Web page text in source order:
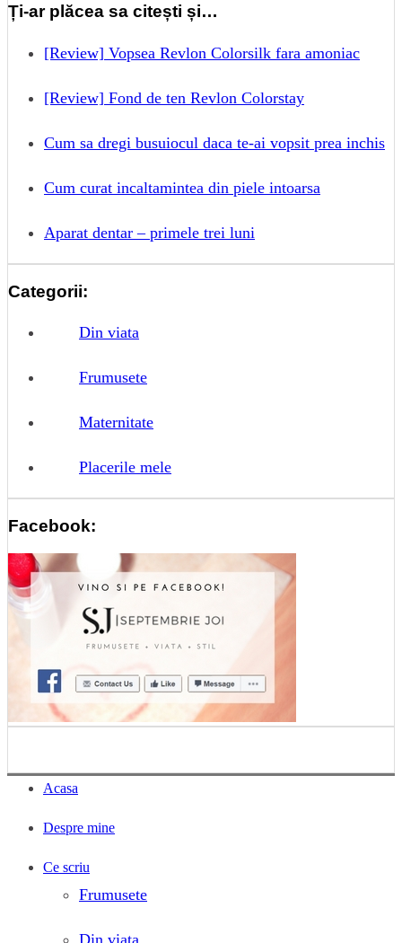
Ți-ar plăcea sa citești și…
[Review] Vopsea Revlon Colorsilk fara amoniac
[Review] Fond de ten Revlon Colorstay
Cum sa dregi busuiocul daca te-ai vopsit prea inchis
Cum curat incaltamintea din piele intoarsa
Aparat dentar – primele trei luni
Categorii:
Din viata
Frumusete
Maternitate
Placerile mele
Facebook:
Acasa
Despre mine
Ce scriu
Frumusete
Din viata